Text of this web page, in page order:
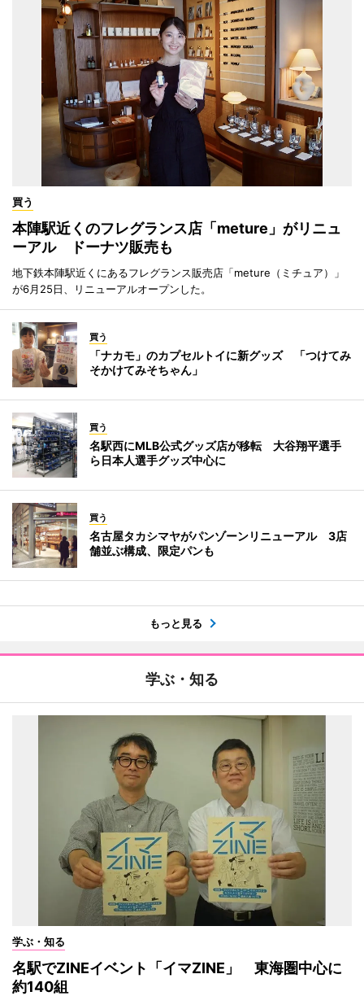
買う
本陣駅近くのフレグランス店「meture」がリニュ
ーアル ドーナツ販売も
地下鉄本陣駅近くにあるフレグランス販売店「meture（ミチュア）」
が6月25日、リニューアルオープンした。
買う
「ナカモ」のカプセルトイに新グッズ 「つけてみ
そかけてみそちゃん」
買う
名駅西にMLB公式グッズ店が移転 大谷翔平選手
ら日本人選手グッズ中心に
買う
名古屋タカシマヤがパンゾーンリニューアル 3店
舗並ぶ構成、限定パンも
もっと見る
学ぶ・知る
学ぶ・知る
名駅でZINEイベント「イマZINE」 東海圏中心に
約140組